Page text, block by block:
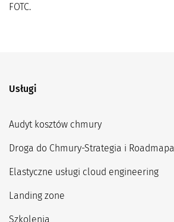
FOTC.
Usługi
Audyt kosztów chmury
Droga do Chmury-Strategia i Roadmapa
Elastyczne usługi cloud engineering
Landing zone
Szkolenia